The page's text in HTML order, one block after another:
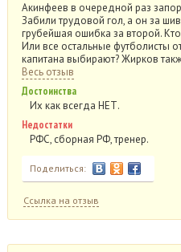
Акинфеев в очередной раз
Забили трудовой гол, а он за
грубейшая ошибка за второй.
Или все остальные футболисты
капитана выбирают? Жирков
Весь отзыв
Достоинства
Их как всегда НЕТ.
Недостатки
РФС, сборная РФ, тренер.
Поделиться:
Ссылка на отзыв